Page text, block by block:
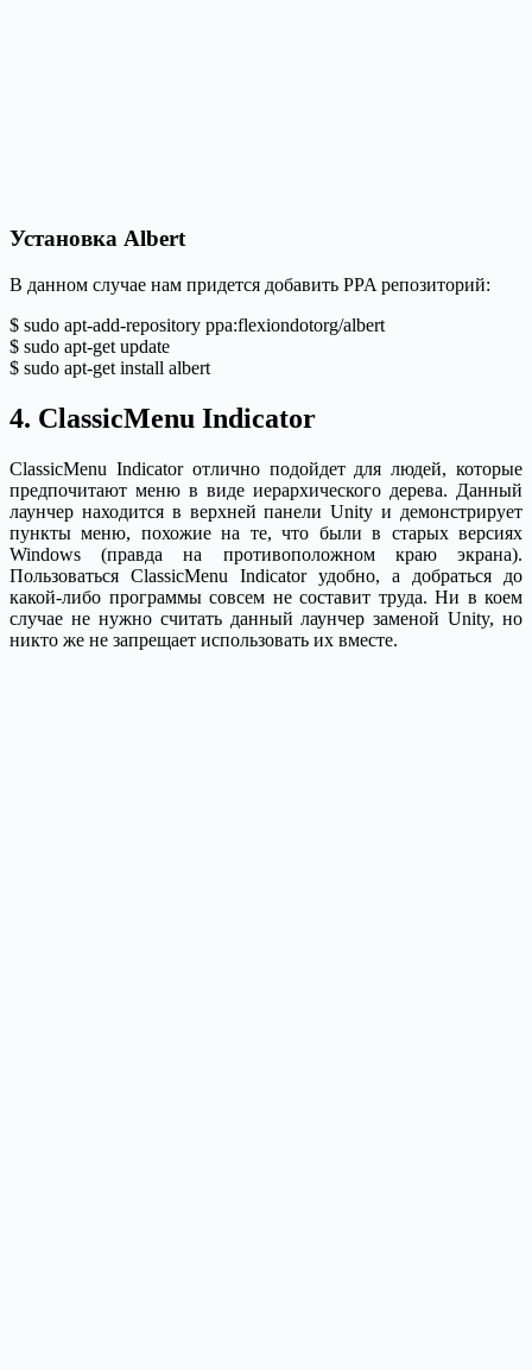
Установка Albert
В данном случае нам придется добавить PPA репозиторий:
$ sudo apt-add-repository ppa:flexiondotorg/albert
$ sudo apt-get update
$ sudo apt-get install albert
4. ClassicMenu Indicator
ClassicMenu Indicator отлично подойдет для людей, которые
предпочитают меню в виде иерархического дерева. Данный
лаунчер находится в верхней панели Unity и демонстрирует
пункты меню, похожие на те, что были в старых версиях
Windows (правда на противоположном краю экрана).
Пользоваться ClassicMenu Indicator удобно, а добраться до
какой-либо программы совсем не составит труда. Ни в коем
случае не нужно считать данный лаунчер заменой Unity, но
никто же не запрещает использовать их вместе.